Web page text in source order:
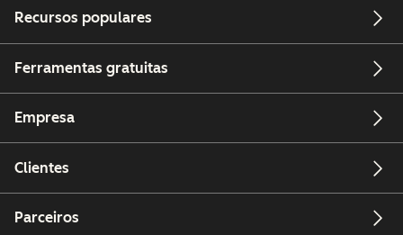
Recursos populares
Ferramentas gratuitas
Empresa
Clientes
Parceiros